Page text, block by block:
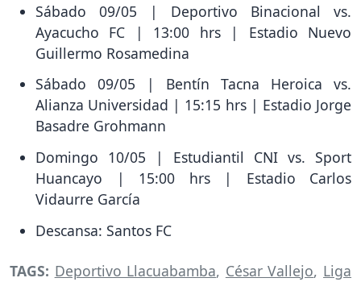
Sábado 09/05 | Deportivo Binacional vs.
Ayacucho FC | 13:00 hrs | Estadio Nuevo
Guillermo Rosamedina
Sábado 09/05 | Bentín Tacna Heroica vs.
Alianza Universidad | 15:15 hrs | Estadio Jorge
Basadre Grohmann
Domingo 10/05 | Estudiantil CNI vs. Sport
Huancayo | 15:00 hrs | Estadio Carlos
Vidaurre García
Descansa: Santos FC
TAGS: Deportivo Llacuabamba, César Vallejo, Liga